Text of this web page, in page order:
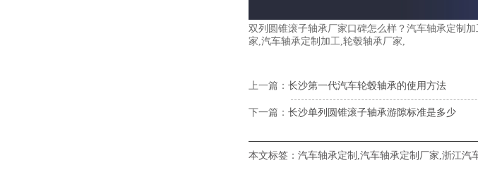
双列圆锥滚子轴承厂家口碑怎么样？汽车轴承定制
家,汽车轴承定制加工,轮毂轴承厂家,
上一篇： 长沙第一代汽车轮毂轴承的使用方法
下一篇： 长沙单列圆锥滚子轴承游隙标准是多少
本文标签： 汽车轴承定制 汽车轴承定制厂家 浙江汽